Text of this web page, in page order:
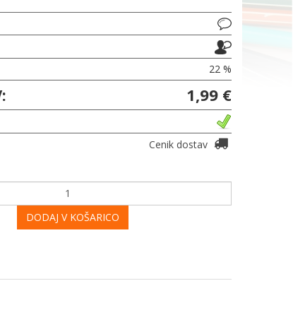
22 %
1,99 €
Cenik dostav
DODAJ V KOŠARICO